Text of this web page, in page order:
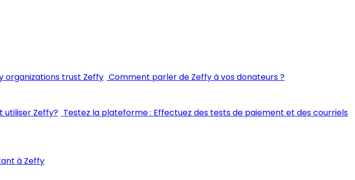
organizations trust Zeffy Comment parler de Zeffy à vos donateurs ?
utiliser Zeffy? Testez la plateforme : Effectuez des tests de paiement et des courriels
à Zeffy